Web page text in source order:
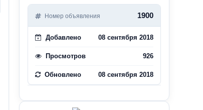
Номер объявления 1900
Добавлено 08 сентября 2018
Просмотров 926
Обновлено 08 сентября 2018